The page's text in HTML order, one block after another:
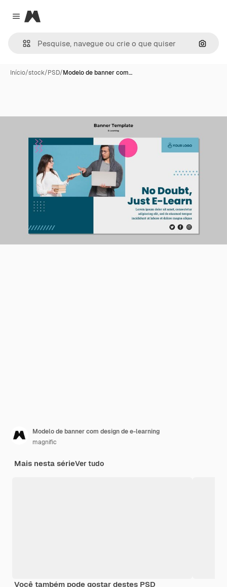
Close menu
Magnific
Início/stock/PSD/Modelo de banner com…
Modelo de banner com design de e-learning
magnific
Mais nesta sérieVer tudo
Você também pode gostar destes PSD